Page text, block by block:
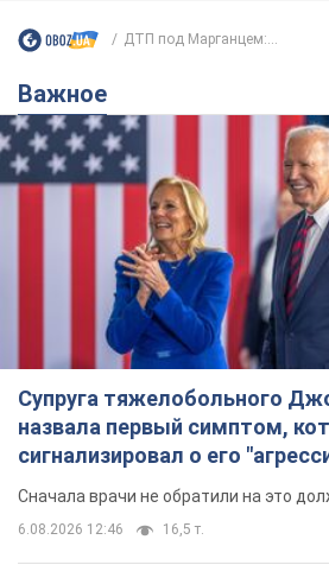
ДТП под Марганцем:...
Важное
Супруга тяжелобольного
назвала первый симптом,
сигнализировал о его
Сначала врачи не обратили на это
6.08.2026 12:46 16,5 т.